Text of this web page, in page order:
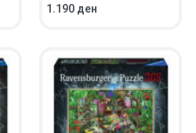
1.190 ден
ВО КОШНИЧКА